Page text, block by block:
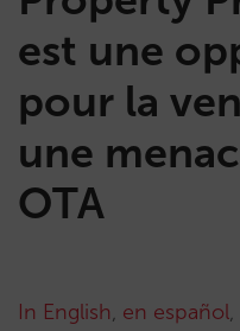
est une
pour la
une
OTA
In English, en español,